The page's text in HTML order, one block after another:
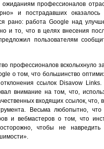
ожиданиям профессионалов
и пострадавших
рано: работа Google над
и то, что в целях внесения
пользователям
профессионалов всколыхнуло
о том, что большинство
отклонения ссылок Disavow
внимание на том, что,
входящих ссылок, что,
Весьма любопытно,
и вебмастеров о том, что
чтобы не